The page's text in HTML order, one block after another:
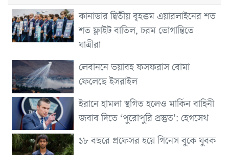
কানাডার দ্বিতীয় বৃহত্তম এয়ারলাইনের শত
শত ফ্লাইট বাতিল, চরম ভোগান্তিতে
যাত্রীরা
লেবাননে ভয়াবহ ফসফরাস বোমা
ফেলেছে ইসরাইল
ইরানে হামলা স্থগিত হলেও মার্কিন বাহিনী
জবাব দিতে ‘পুরোপুরি প্রস্তুত’: হেগসেথ
১৮ বছরে প্রফেসর হয়ে গিনেস বুকে যুবক